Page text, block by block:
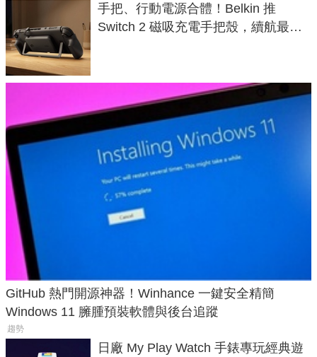
手把、行動電源合體！Belkin 推
Switch 2 磁吸充電手把殼，續航最高
GitHub 熱門開源神器！Winhance 一鍵安全精簡
Windows 11 臃腫預裝軟體與後台追蹤
趨勢
日廠 My Play Watch 手錶專玩經典遊